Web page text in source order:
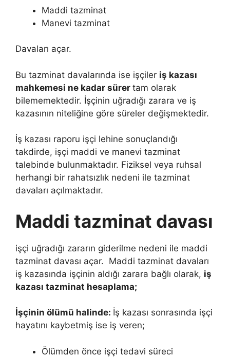
Maddi tazminat
Manevi tazminat
Davaları açar.
Bu tazminat davalarında ise işçiler iş kazası
mahkemesi ne kadar sürer tam olarak
bilememektedir. İşçinin uğradığı zarara ve iş
kazasının niteliğine göre süreler değişmektedir.
İş kazası raporu işçi lehine sonuçlandığı
takdirde, işçi maddi ve manevi tazminat
talebinde bulunmaktadır. Fiziksel veya ruhsal
herhangi bir rahatsızlık nedeni ile tazminat
davaları açılmaktadır.
Maddi tazminat davası
işçi uğradığı zararın giderilme nedeni ile maddi
tazminat davası açar. Maddi tazminat davaları
iş kazasında işçinin aldığı zarara bağlı olarak, iş
kazası tazminat hesaplama;
İşçinin ölümü halinde: İş kazası sonrasında işçi
hayatını kaybetmiş ise iş veren;
Ölümden önce işçi tedavi süreci